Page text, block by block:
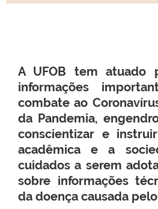
A UFOB tem atuado
informações
combate ao
da Pandemia,
conscientizar e
acadêmica e a
cuidados a serem
sobre informações
da doença causada pelo